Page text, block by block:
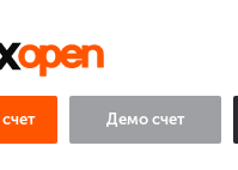
Демо счет